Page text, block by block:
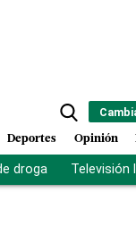
Deportes Opinión
droga Televisión